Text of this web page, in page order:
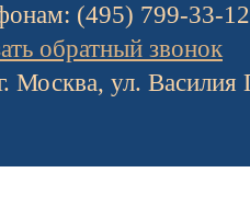
(495) 799-33-
обратный звонок
Москва, ул. Василия